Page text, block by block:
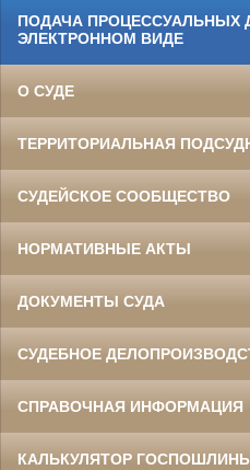
ПОДАЧА ПРОЦЕССУАЛЬНЫХ
ЭЛЕКТРОННОМ ВИДЕ
О СУДЕ
ТЕРРИТОРИАЛЬНАЯ
СУДЕЙСКОЕ СООБЩЕСТВО
НОРМАТИВНЫЕ АКТЫ
ДОКУМЕНТЫ СУДА
СУДЕБНОЕ
СПРАВОЧНАЯ ИНФОРМАЦИЯ
КАЛЬКУЛЯТОР